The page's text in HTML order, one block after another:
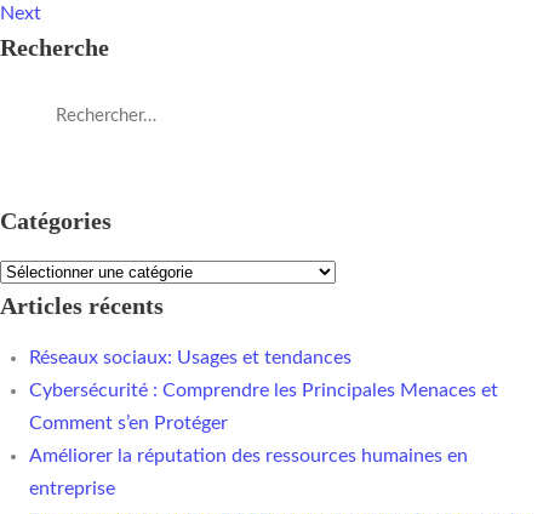
Next
Recherche
Catégories
Articles récents
Réseaux sociaux: Usages et tendances
Cybersécurité : Comprendre les Principales Menaces et
Comment s’en Protéger
Améliorer la réputation des ressources humaines en
entreprise